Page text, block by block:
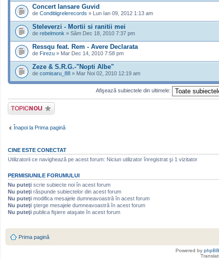
Concert lansare Guvid
de Conditiigrelerecords » Lun Ian 09, 2012 1:13 am
Steleverzi - Mortii si ranitii mei
de rebelmonk » Sâm Dec 18, 2010 7:37 pm
Ressqu feat. Rem - Avere Declarata
de Firezu » Mar Dec 14, 2010 7:58 pm
Zeze & S.R.G.-"Nopti Albe"
de comisaru_88 » Mar Noi 02, 2010 12:19 am
Afişează subiectele din ultimele:
Scrie un subiect
nou
Înapoi la Prima pagină
CINE ESTE CONECTAT
Utilizatorii ce navighează pe acest forum: Niciun utilizator înregistrat şi 1 vizitator
PERMISIUNILE FORUMULUI
Nu puteţi scrie subiecte noi în acest forum
Nu puteţi răspunde subiectelor din acest forum
Nu puteţi modifica mesajele dumneavoastră în acest forum
Nu puteţi şterge mesajele dumneavoastră în acest forum
Nu puteţi publica fişiere ataşate în acest forum
Prima pagină
Powered by phpBB